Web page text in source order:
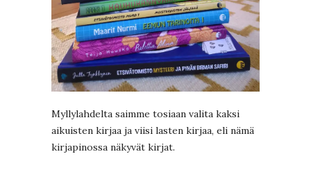
Myllylahdelta saimme tosiaan valita kaksi
aikuisten kirjaa ja viisi lasten kirjaa, eli nämä
kirjapinossa näkyvät kirjat.